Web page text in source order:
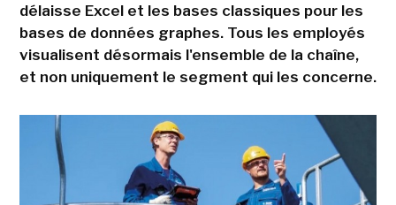
délaisse Excel et les bases classiques pour les
bases de données graphes. Tous les employés
visualisent désormais l'ensemble de la chaîne,
et non uniquement le segment qui les concerne.